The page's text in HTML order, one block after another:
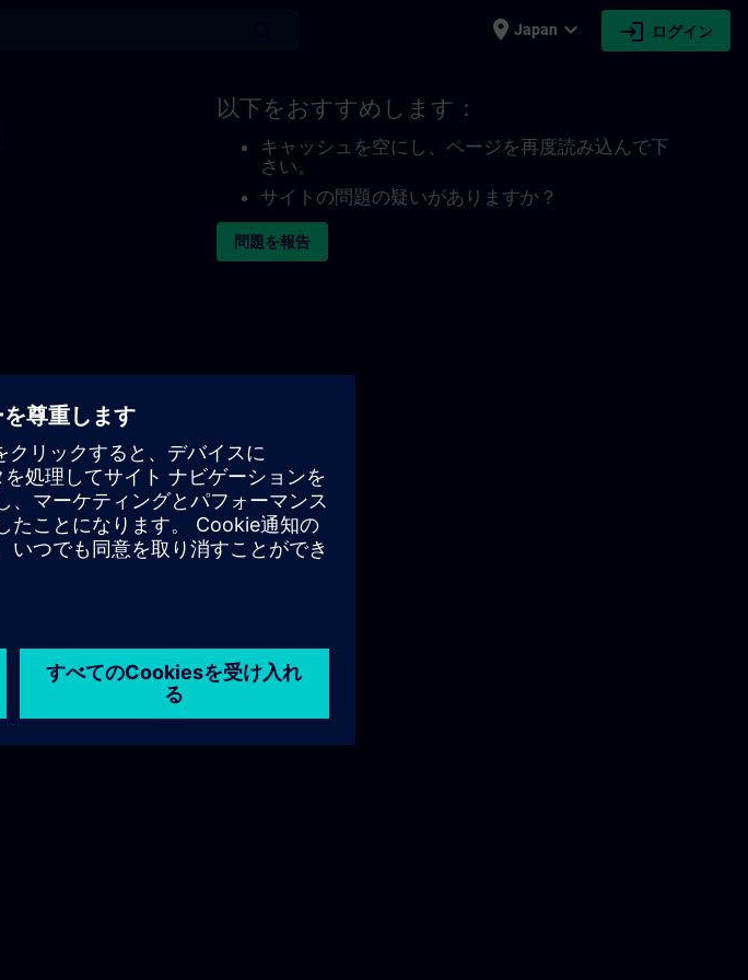
place Japan expand_more login ログイン
以下をおすすめします：
キャッシュを空にし、ページを再度読み込んで下
さい。
サイトの問題の疑いがありますか？
問題を報告